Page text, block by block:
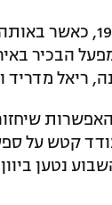
אובראדוביץ' היה לאלוף אירופה
הבכיר
ריאל מדריד
קטש על
נטען ביוון